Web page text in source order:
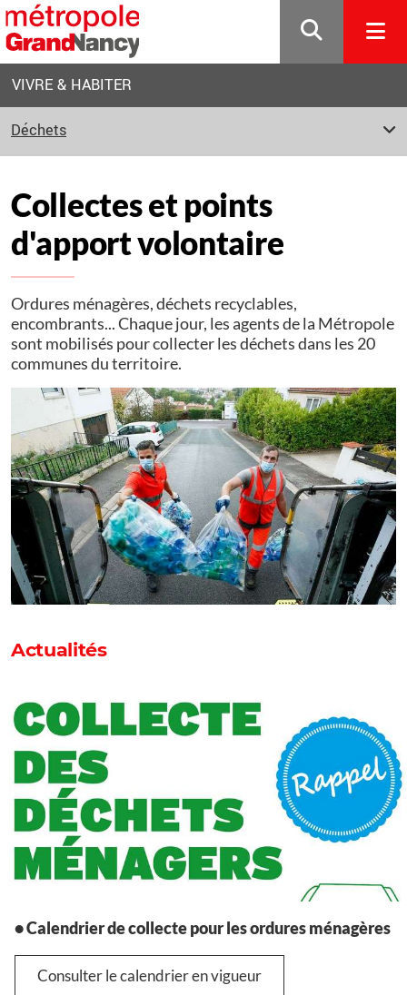
Gestion de vos préférences sur les cookies
VIVRE & HABITER
Déchets
Collectes et points
d'apport volontaire
Ordures ménagères, déchets recyclables,
encombrants... Chaque jour, les agents de la Métropole
sont mobilisés pour collecter les déchets dans les 20
communes du territoire.
Actualités
• Calendrier de collecte pour les ordures ménagères
Consulter le calendrier en vigueur